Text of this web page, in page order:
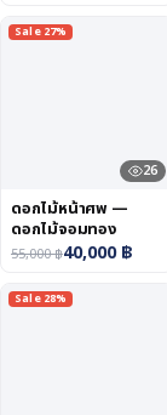
Sale 27%
26
ดอกไม้หน้าศพ —
ดอกไม้จอมทอง
55,000฿40,000฿
Sale 28%